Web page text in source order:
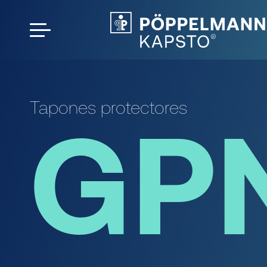
Tapones protectores